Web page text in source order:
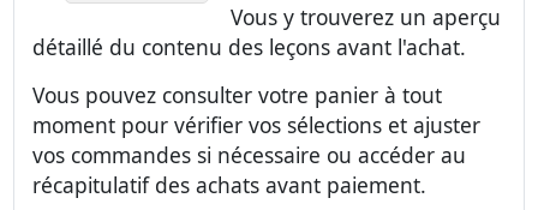
Vous y trouverez un aperçu
détaillé du contenu des leçons avant l'achat.
Vous pouvez consulter votre panier à tout
moment pour vérifier vos sélections et ajuster
vos commandes si nécessaire ou accéder au
récapitulatif des achats avant paiement.